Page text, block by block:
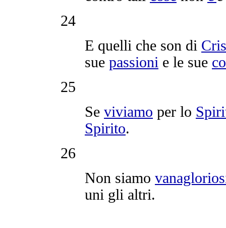
24
E quelli che son di
sue passioni e le sue
25
Se viviamo per lo
Spirito.
26
Non siamo
uni gli altri.